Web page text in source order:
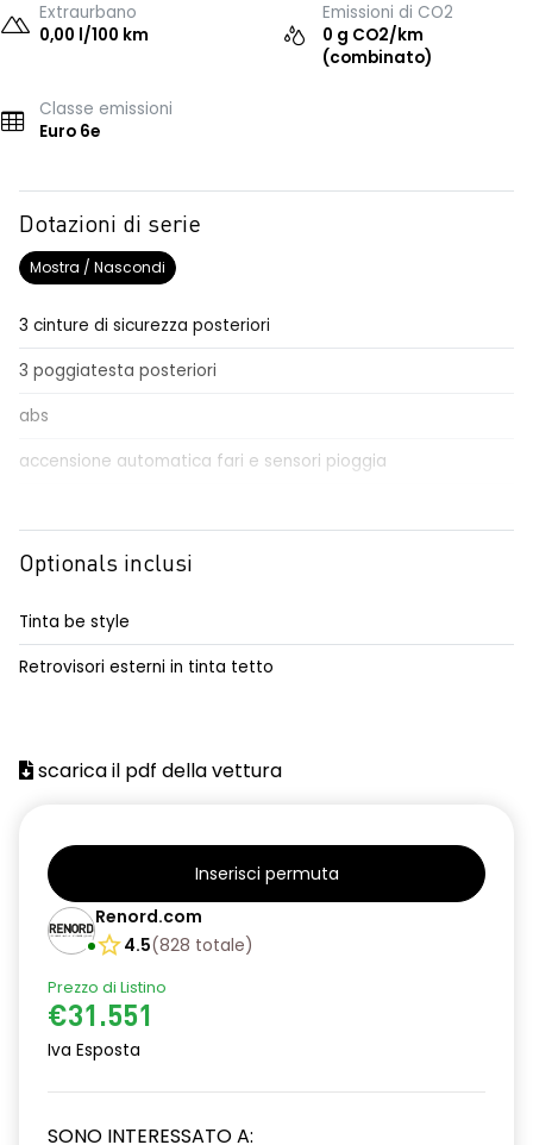
Extraurbano
0,00 l/100 km
Emissioni di CO2
0 g CO2/km
(combinato)
Classe emissioni
Euro 6e
Dotazioni di serie
Mostra / Nascondi
3 cinture di sicurezza posteriori
3 poggiatesta posteriori
abs
accensione automatica fari e sensori pioggia
airbag frontale conducente e passeggero
alzacristalli posteriori elettrici impulsionali
azacristalli anteriori elettrici e impulsionali
cerchi in lega da 18''
climatizzatore automatico
criterio tecnico per tetto panoramico
design cerchi in lega da 18'' diamantati black hole
disattivazione ADAS
distance warning avviso distanza di sicurezza
doppio fondo bagagliaio
Optionals inclusi
Tinta be style
Retrovisori esterni in tinta tetto
scarica il pdf della vettura
Inserisci permuta
Renord.com
4.5(828 totale)
Prezzo di Listino
€31.551
Iva Esposta
SONO INTERESSATO A: